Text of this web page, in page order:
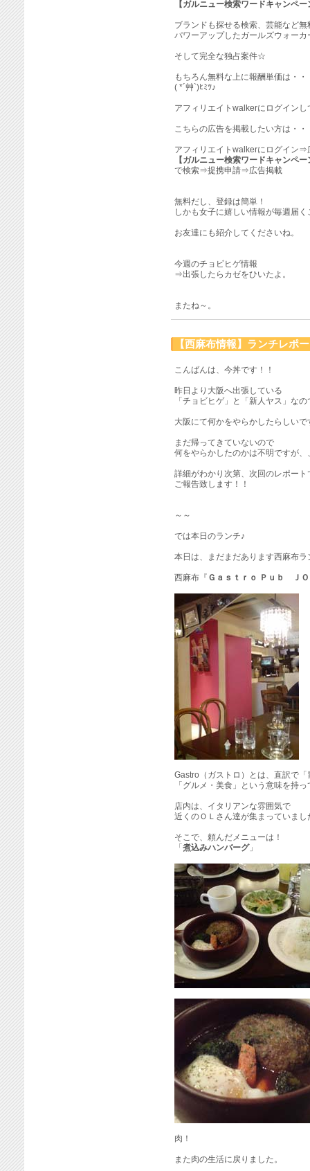
【ガルニュー検索ワードキャンペ
ブランドも探せる検索、芸能など
パワーアップしたガールズウォー
そして完全な独占案件☆
もちろん無料な上に報酬単価は・・
( *´艸`)ﾋﾐﾂ♪
アフィリエイトwalkerにログインし
こちらの広告を掲載したい方は・・
アフィリエイトwalkerにログイン
【ガルニュー検索ワードキャンペ
で検索⇒提携申請⇒広告掲載
無料だし、登録は簡単！
しかも女子に嬉しい情報が毎週届く
お友達にも紹介してくださいね。
今週のチョビヒゲ情報
⇒出張したらカゼをひいたよ。
またね～。
【西麻布情報】ランチレポ
こんばんは、今丼です！！
昨日より大阪へ出張している
「チョビヒゲ」と「新人ヤス」なの
大阪にて何かをやらかしたらしいで
まだ帰ってきていないので
何をやらかしたのかは不明ですが、
詳細がわかり次第、次回のレポート
ご報告致します！！
～～
では本日のランチ♪
本日は、まだまだあります西麻布ラ
西麻布『 Ｇａｓｔｒｏ Ｐｕｂ Ｊ
Gastro（ガストロ）とは、直訳で「
「グルメ・美食」という意味を持
店内は、イタリアンな雰囲気で
近くのＯＬさん達が集まっていまし
そこで、頼んだメニューは！
「 煮込みハンバーグ」
肉！
また肉の生活に戻りました。